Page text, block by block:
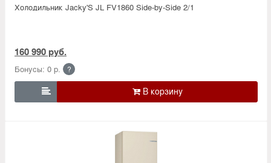
Холодильник Jacky'S JL FV1860 Side-by-Side 2/1
160 990 руб.
Бонусы: 0 р. ?
